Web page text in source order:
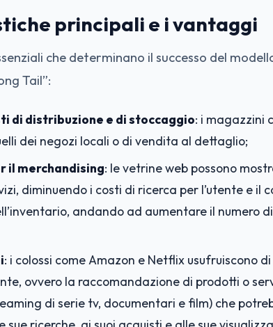
principali e i vantaggi
che determinano il successo del
Tail”:
di distribuzione e di stoccaggio: i magazzini
dei negozi locali o di vendita al dettaglio;
il merchandising: le vetrine web possono
diminuendo i costi di ricerca per l’utente e il
andando ad aumentare il numero
: i colossi come Amazon e Netflix usufruiscono
ovvero la raccomandazione di prodotti o
di serie tv, documentari e film) che